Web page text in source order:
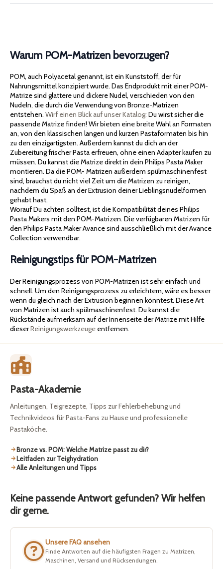
Warum POM-Matrizen bevorzugen?
POM, auch Polyacetal genannt, ist ein Kunststoff, der für
Nahrungsmittel konzipiert wurde. Das Endprodukt mit einer POM-
Matrize sind glattere und dickere Nudel, verschieden von den
Nudeln, die durch die Verwendung von Bronze-Matrizen
entstehen. Wirf einen Blick auf unser Katalog: Du wirst sicher die
passende Matrize finden! Wir bieten eine breite Wahl an Formaten
an, von den klassischen langen und kurzen Pastaformaten bis hin
zu den einzigartigsten. Außerdem kannst du dich an der
Zubereitung frischer Pasta erfreuen, ohne einen Adapter kaufen zu
müssen. Du kannst die Matrize direkt in dein Philips Pasta Maker
montieren. Da die POM- Matrizen außerdem spülmaschinenfest
sind, brauchst du nicht viel Zeit um die Matrizen zu reinigen,
nachdem du Spaß an der Extrusion deiner Lieblingsnudelformen
gehabt hast.
Worauf Du achten solltest, ist die Kompatibilität deines Philips
Pasta Makers mit den POM-Matrizen. Die verfügbaren Matrizen für
den Philips Pasta Maker Avance sind ausschließlich mit der Avance
Collection verwendbar.
Reinigungstips für POM-Matrizen
Der Reinigungsprozess von POM-Matrizen ist sehr einfach und
schnell. Um den Reinigungsprozess zu erleichtern, wäre es besser
wenn du gleich nach der Extrusion beginnen könntest. Diese Art
von Matrizen ist auch spülmaschinenfest. Du kannst die
Rückstände aufmerksam auf der Innenseite der Matrize mit Hilfe
dieserReinigungswerkzeuge entfernen.
Pasta-Akademie
Anleitungen, Teigrezepte, Tipps zur Fehlerbehebung und
Technikvideos für Pasta-Fans zu Hause und professionelle
Pastaköche.
Bronze vs. POM: Welche Matrize passt zu dir?
Leitfaden zur Teighydration
Alle Anleitungen und Tipps
Keine passende Antwort gefunden? Wir helfen
dir gerne.
Unsere FAQ ansehen
Finde Antworten auf die häufigsten Fragen zu Matrizen,
Maschinen, Versand und Rücksendungen.